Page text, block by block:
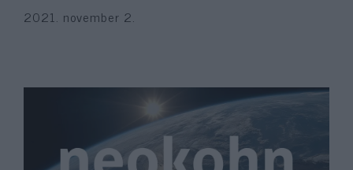
2021. november 2.